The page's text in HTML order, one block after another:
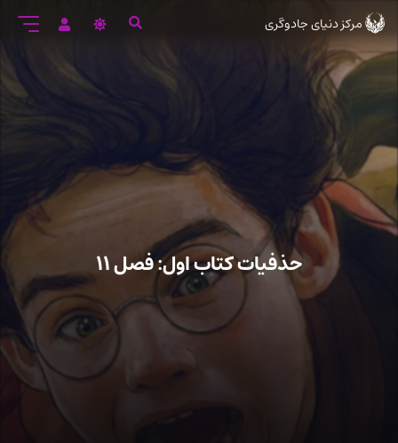
ورود
به
متن
مرکز دنیای جادوگری
حذفیات کتاب اول: فصل ۱۱